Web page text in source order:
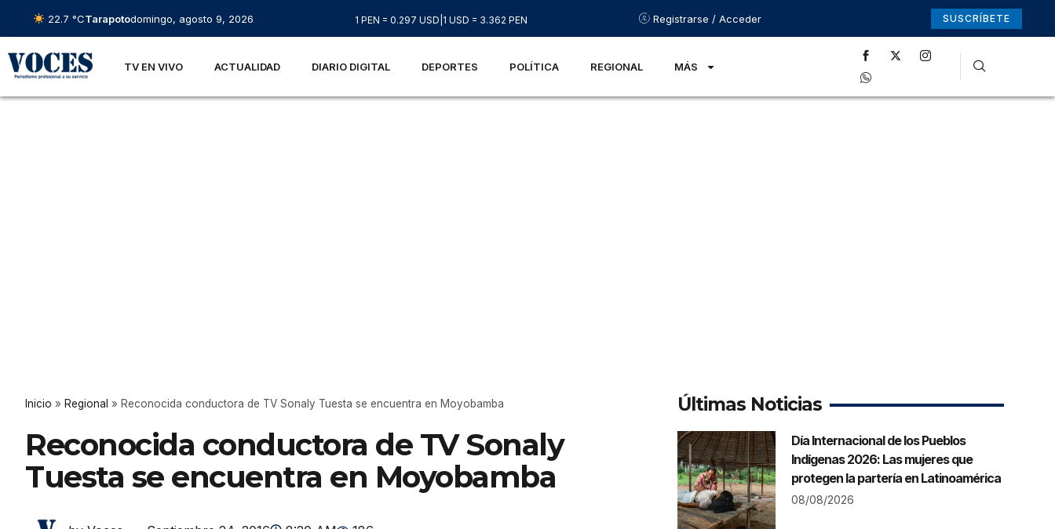
22.7 °CTarapotodomingo, agosto 9, 2026 1 PEN = 0.297 USD 1 USD = 3.362 PEN Registrarse / Acceder SUSCRÍBETE
TV EN VIVO ACTUALIDAD DIARIO DIGITAL DEPORTES POLÍTICA REGIONAL MÁS
Inicio » Regional » Reconocida conductora de TV Sonaly Tuesta se encuentra en Moyobamba
Reconocida conductora de TV Sonaly
Tuesta se encuentra en Moyobamba
Últimas Noticias
Día Internacional de los Pueblos
Indígenas 2026: Las mujeres que
protegen la partería en Latinoamérica
08/08/2026